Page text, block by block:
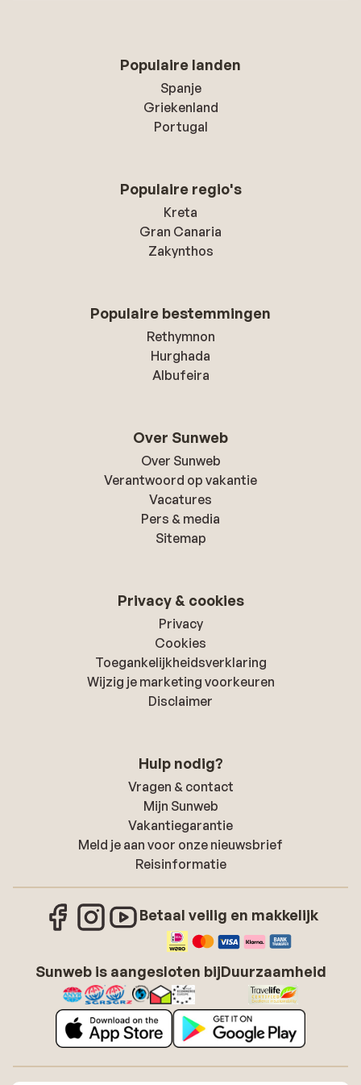
Populaire landen
Spanje
Griekenland
Portugal
Populaire regio's
Kreta
Gran Canaria
Zakynthos
Populaire bestemmingen
Rethymnon
Hurghada
Albufeira
Over Sunweb
Over Sunweb
Verantwoord op vakantie
Vacatures
Pers & media
Sitemap
Privacy & cookies
Privacy
Cookies
Toegankelijkheidsverklaring
Wijzig je marketing voorkeuren
Disclaimer
Hulp nodig?
Vragen & contact
Mijn Sunweb
Vakantiegarantie
Meld je aan voor onze nieuwsbrief
Reisinformatie
Betaal veilig en makkelijk
Sunweb is aangesloten bijDuurzaamheid